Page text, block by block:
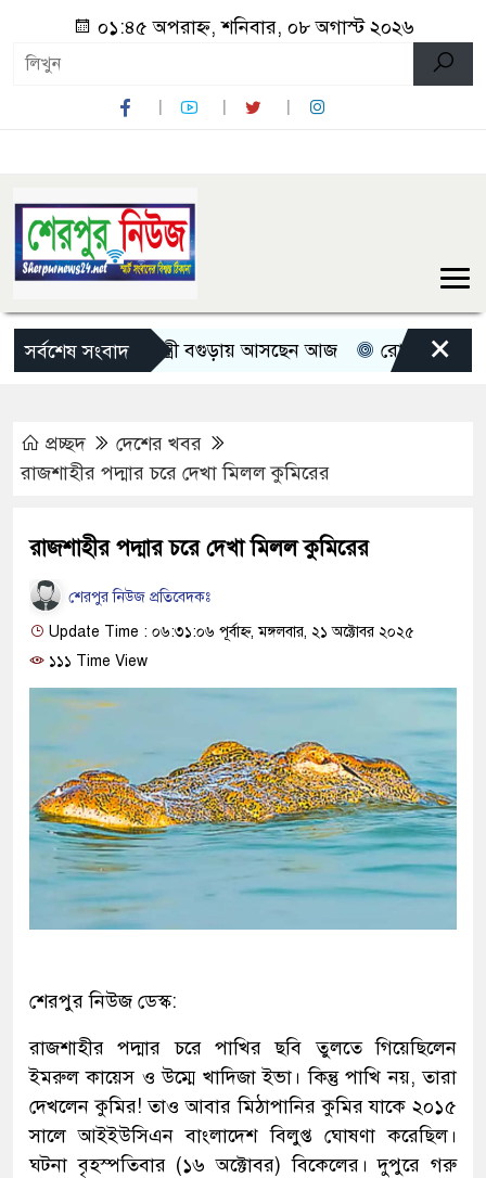
০১:৪৫ অপরাহ্ন, শনিবার, ০৮ অগাস্ট ২০২৬
সর্বশেষ সংবাদ
মন্ত্রী-প্রতিমন্ত্রী বগুড়ায় আসছেন আজ রোমান্টিক বার্তা
×
প্রচ্ছদ
দেশের খবর
রাজশাহীর পদ্মার চরে দেখা মিলল কুমিরের
রাজশাহীর পদ্মার চরে দেখা মিলল কুমিরের
শেরপুর নিউজ প্রতিবেদকঃ
Update Time : ০৬:৩১:০৬ পূর্বাহ্ন, মঙ্গলবার, ২১ অক্টোবর ২০২৫
১১১ Time View
শেরপুর নিউজ ডেস্ক:
রাজশাহীর পদ্মার চরে পাখির ছবি তুলতে গিয়েছিলেন
ইমরুল কায়েস ও উম্মে খাদিজা ইভা। কিন্তু পাখি নয়, তারা
দেখলেন কুমির! তাও আবার মিঠাপানির কুমির যাকে ২০১৫
সালে আইইউসিএন বাংলাদেশ বিলুপ্ত ঘোষণা করেছিল।
ঘটনা বৃহস্পতিবার (১৬ অক্টোবর) বিকেলের। দুপুরে গরু